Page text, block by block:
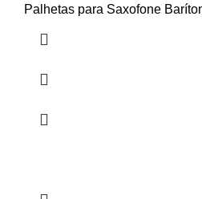
range:
Palhetas para Saxofone